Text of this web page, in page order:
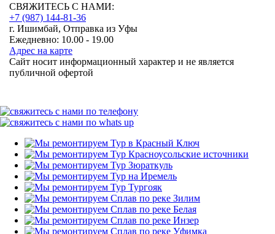
СВЯЖИТЕСЬ С НАМИ:
+7 (987) 144-81-36
г. Ишимбай, Отправка из Уфы
Ежедневно: 10.00 - 19.00
Адрес на карте
Сайт носит информационный характер и не является
публичной офертой